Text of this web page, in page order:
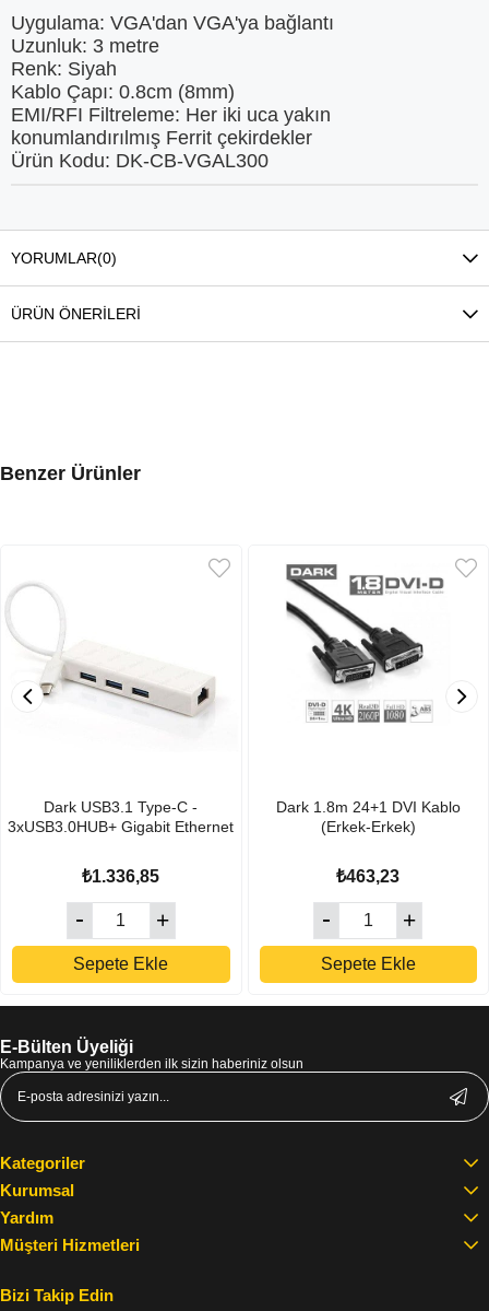
Uygulama: VGA'dan VGA'ya bağlantı
Uzunluk: 3 metre
Renk: Siyah
Kablo Çapı: 0.8cm (8mm)
EMI/RFI Filtreleme: Her iki uca yakın
konumlandırılmış Ferrit çekirdekler
Ürün Kodu: DK-CB-VGAL300
YORUMLAR(0)
ÜRÜN ÖNERILERI
Benzer Ürünler
Dark USB3.1 Type-C -
3xUSB3.0HUB+ Gigabit Ethernet
₺1.336,85
Sepete Ekle
Dark 1.8m 24+1 DVI Kablo
(Erkek-Erkek)
₺463,23
Sepete Ekle
E-Bülten Üyeliği
Kampanya ve yeniliklerden ilk sizin haberiniz olsun
Kategoriler
Kurumsal
Yardım
Müşteri Hizmetleri
Bizi Takip Edin